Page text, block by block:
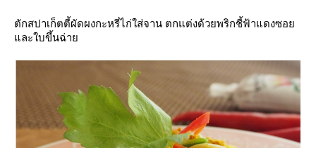
ตักสปาเก็ตตี้ผัดผงกะหรี่ไก่ใส่จาน ตกแต่งด้วยพริกชี้ฟ้าแดงซอ
ละใบขึ้นฉ่า